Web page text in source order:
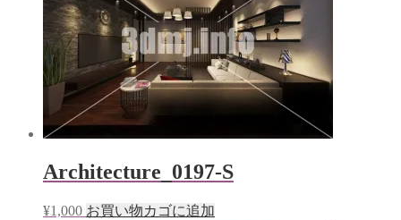
Architecture_0197-S
¥1,000 お買い物カゴに追加